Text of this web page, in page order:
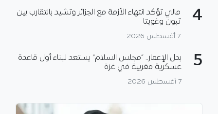
4
مالي تؤكد انتهاء الأزمة مع الجزائر وتشيد بالتقارب بين
تبون وغويتا
7 أغسطس 2026
5
بدل الإعمار.. “مجلس السلام” يستعد لبناء أول قاعدة
عسكرية مغربية في غزة
7 أغسطس 2026